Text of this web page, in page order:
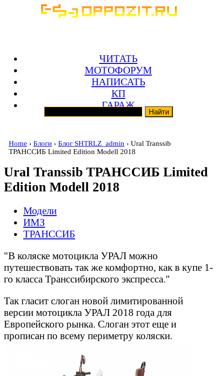
ЧИТАТЬ
МОТОФОРУМ
НАПИСАТЬ
КП
ГАРАЖ
Home › Блоги › Блог SHTRLZ_admin › Ural Transsib
ТРАНССИБ Limited Edition Modell 2018
Ural Transsib ТРАНССИБ Limited
Edition Modell 2018
Модели
ИМЗ
ТРАНССИБ
"В коляске мотоцикла УРАЛ можно
путешествовать так же комфортно, как в купе 1-
го класса Транссибирского экспресса."
Так гласит слоган новой лимитированной
версии мотоцикла УРАЛ 2018 года для
Европейского рынка. Слоган этот еще и
прописан по всему периметру коляски.